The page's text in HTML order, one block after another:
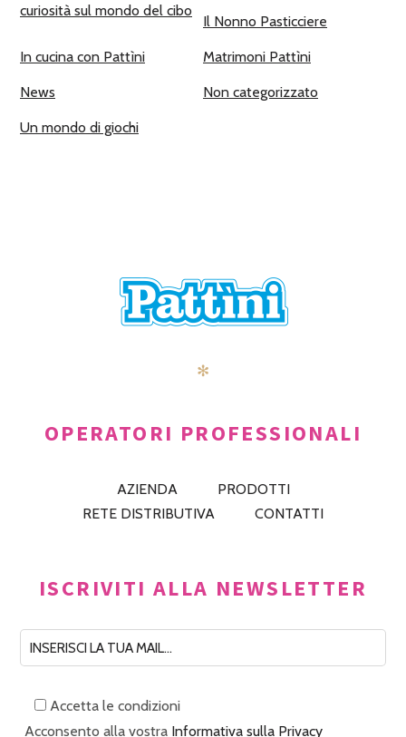
curiosità sul mondo del cibo
Il Nonno Pasticciere
In cucina con Pattìni Matrimoni Pattìni
News Non categorizzato
Un mondo di giochi
✻
OPERATORI PROFESSIONALI
AZIENDA
PRODOTTI
RETE DISTRIBUTIVA
CONTATTI
ISCRIVITI ALLA NEWSLETTER
Accetta le condizioni
Acconsento alla vostra Informativa sulla Privacy